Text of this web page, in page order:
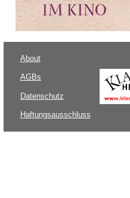
About
AGBs
Datenschutz
Haftungsausschluss